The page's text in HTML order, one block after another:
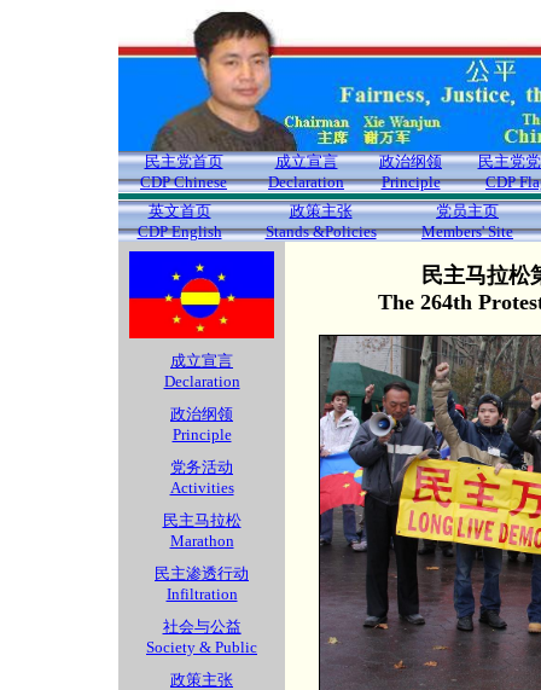
民主党首页
CDP Chinese
成立宣言
Declaration
政治纲领
Principle
民主党
CDP
英文首页
CDP English
政策主张
Stands &Policies
党员主页
Members' Site
成立宣言
Declaration
政治纲领
Principle
党务活动
Activities
民主马拉松
Marathon
民主渗透行动
Infiltration
社会与公益
Society & Public
政策主张
民主马拉松
The 264th